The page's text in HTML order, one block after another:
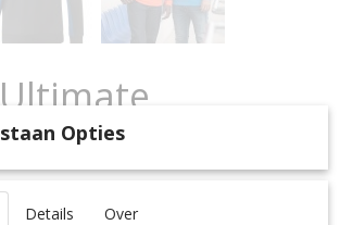
Opties
Details Over